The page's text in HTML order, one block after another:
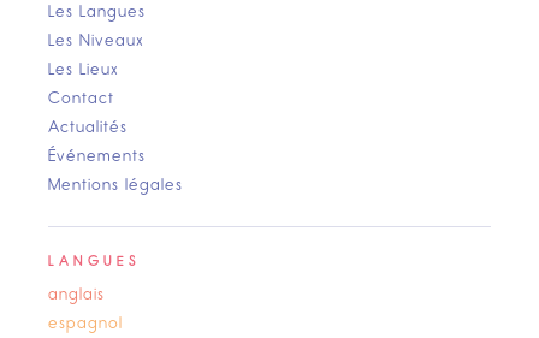
Les Langues
Les Niveaux
Les Lieux
Contact
Actualités
Événements
Mentions légales
LANGUES
anglais
espagnol